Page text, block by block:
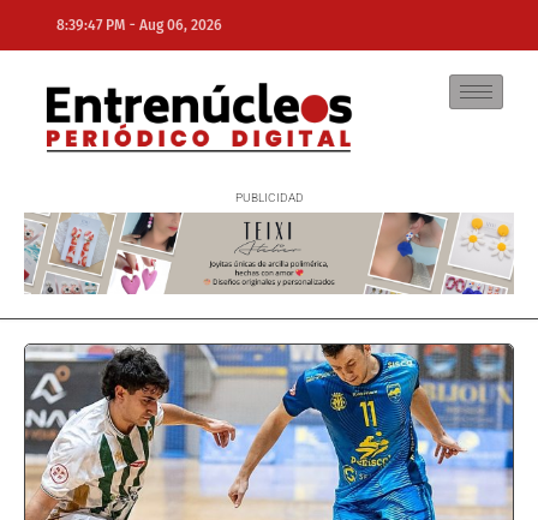
8:39:47 PM - Aug 06, 2026
NE